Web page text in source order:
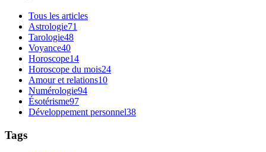
Tous les articles
Astrologie71
Tarologie48
Voyance40
Horoscope14
Horoscope du mois24
Amour et relations10
Numérologie94
Ésotérisme97
Développement personnel38
Tags